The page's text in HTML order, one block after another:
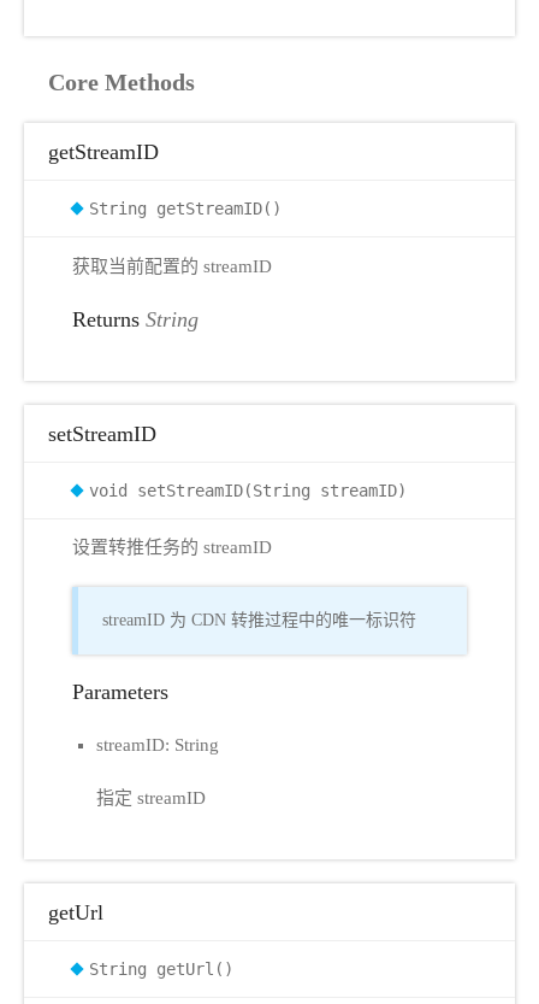
Core Methods
getStreamID
String getStreamID()
获取当前配置的 streamID
Returns String
setStreamID
void setStreamID(String streamID)
设置转推任务的 streamID
streamID 为 CDN 转推过程中的唯一标识符
Parameters
streamID: String
指定 streamID
getUrl
String getUrl()